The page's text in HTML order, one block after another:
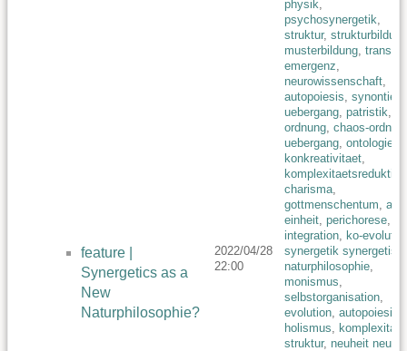
physik,
psychosynergetik,
struktur, strukturbildung
musterbildung, transfer
emergenz,
neurowissenschaft,
autopoiesis, synontie
uebergang, patristik,
ordnung, chaos-
uebergang, ontologie
konkreativitaet,
komplexitaetsreduktion
charisma,
gottmenschentum, all-
einheit, perichorese,
integration, ko-
feature |
Synergetics as a
New
Naturphilosophie?
2022/04/28
22:00
synergetik
naturphilosophie,
monismus,
selbstorganisation,
evolution, autopoiesis
holismus, komplexitaet
struktur, neuheit neues